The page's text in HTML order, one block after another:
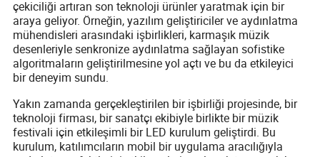
çekiciliği artıran son teknoloji ürünler yaratmak için bir
araya geliyor. Örneğin, yazılım geliştiriciler ve aydınlatma
mühendisleri arasındaki işbirlikleri, karmaşık müzik
desenleriyle senkronize aydınlatma sağlayan sofistike
algoritmaların geliştirilmesine yol açtı ve bu da etkileyici
bir deneyim sundu.
Yakın zamanda gerçekleştirilen bir işbirliği projesinde, bir
teknoloji firması, bir sanatçı ekibiyle birlikte bir müzik
festivali için etkileşimli bir LED kurulum geliştirdi. Bu
kurulum, katılımcıların mobil bir uygulama aracılığıyla